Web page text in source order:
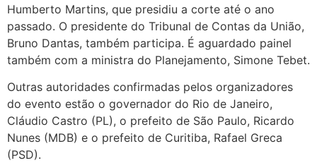
Humberto Martins, que presidiu a corte até o ano
passado. O presidente do Tribunal de Contas da União,
Bruno Dantas, também participa. É aguardado painel
também com a ministra do Planejamento, Simone Tebet.
Outras autoridades confirmadas pelos organizadores
do evento estão o governador do Rio de Janeiro,
Cláudio Castro (PL), o prefeito de São Paulo, Ricardo
Nunes (MDB) e o prefeito de Curitiba, Rafael Greca
(PSD).